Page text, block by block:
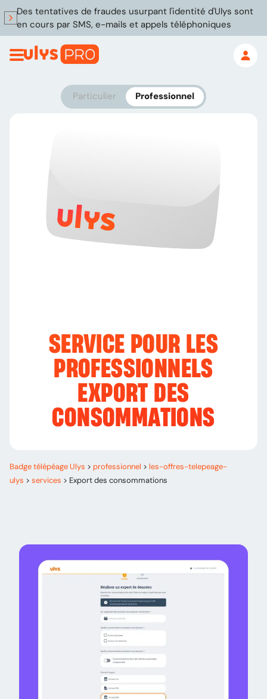
Des tentatives de fraudes usurpant l'identité d'Ulys sont
en cours par SMS, e-mails et appels téléphoniques
Particulier Professionnel
SERVICE POUR LES
PROFESSIONNELS
EXPORT DES
CONSOMMATIONS
Badge télépéage Ulys > professionnel > les-offres-telepeage-
ulys > services > Export des consommations